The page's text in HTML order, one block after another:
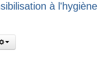
à l'hygiène